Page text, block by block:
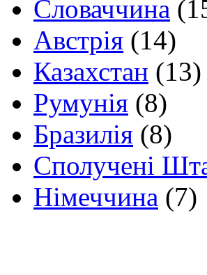
Словаччина
Австрія (14)
Казахстан (13)
Румунія (8)
Бразилія (8)
Сполучені
Німеччина (7)